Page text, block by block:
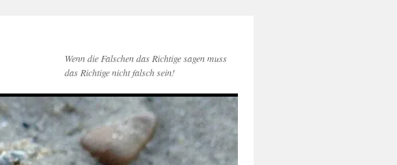
Wenn die Falschen das Richtige sagen muss
das Richtige nicht falsch sein!